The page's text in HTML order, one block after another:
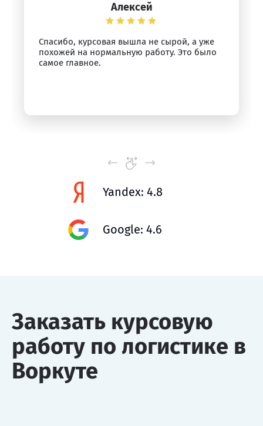
Алексей
Спасибо, курсовая вышла не сырой, а уже
похожей на нормальную работу. Это было
самое главное.
Yandex: 4.8
Google: 4.6
Заказать курсовую
работу по логистике в
Воркуте